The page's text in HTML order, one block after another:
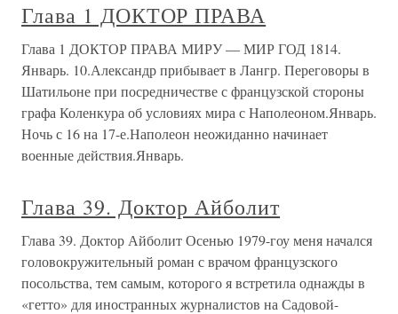
Глава 1 ДОКТОР ПРАВА
Глава 1 ДОКТОР ПРАВА МИРУ — МИР ГОД 1814.
Январь. 10.Александр прибывает в Лангр. Переговоры в
Шатильоне при посредничестве с французской стороны
графа Коленкура об условиях мира с Наполеоном.Январь.
Ночь с 16 на 17-е.Наполеон неожиданно начинает
военные действия.Январь.
Глава 39. Доктор Айболит
Глава 39. Доктор Айболит Осенью 1979-гоу меня начался
головокружительный роман с врачом французского
посольства, тем самым, которого я встретила однажды в
«гетто» для иностранных журналистов на Садовой-